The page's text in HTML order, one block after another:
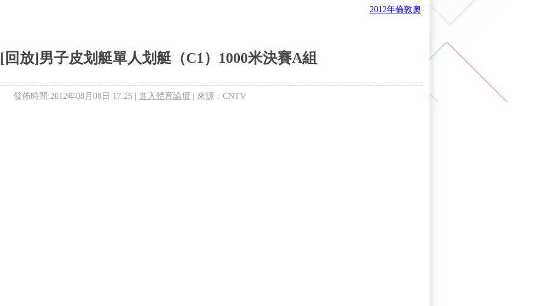
2012年倫敦奧
[回放]男子皮划艇單人划艇（C1）1000米決賽A組
發佈時間:2012年08月08日 17:25 | 進入體育論壇 | 來源：CNTV